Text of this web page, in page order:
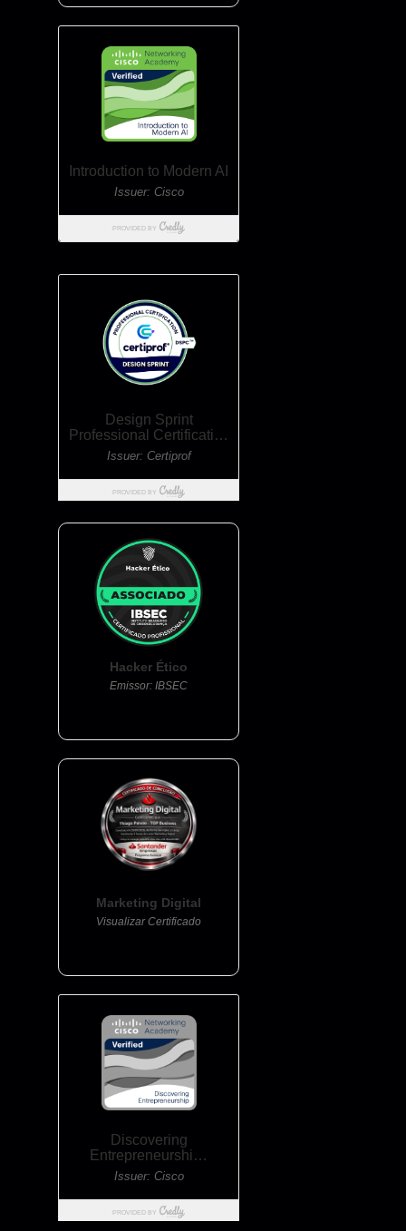
Hacker Ético
Emissor: IBSEC
Marketing Digital
Visualizar Certificado